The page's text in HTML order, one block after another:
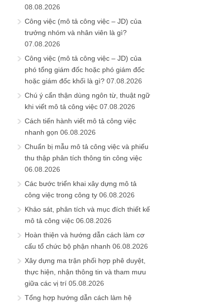
08.08.2026
Công việc (mô tả công việc – JD) của
trưởng nhóm và nhân viên là gì?
07.08.2026
Công việc (mô tả công việc – JD) của
phó tổng giám đốc hoặc phó giám đốc
hoặc giám đốc khối là gì? 07.08.2026
Chú ý cẩn thận dùng ngôn từ, thuật ngữ
khi viết mô tả công việc 07.08.2026
Cách tiến hành viết mô tả công việc
nhanh gọn 06.08.2026
Chuẩn bị mẫu mô tả công việc và phiếu
thu thập phân tích thông tin công việc
06.08.2026
Các bước triển khai xây dựng mô tả
công việc trong công ty 06.08.2026
Khảo sát, phân tích và mục đích thiết kế
mô tả công việc 06.08.2026
Hoàn thiện và hướng dẫn cách làm cơ
cấu tổ chức bộ phận nhanh 06.08.2026
Xây dựng ma trận phối hợp phê duyệt,
thực hiện, nhận thông tin và tham mưu
giữa các vị trí 05.08.2026
Tổng hợp hướng dẫn cách làm hệ